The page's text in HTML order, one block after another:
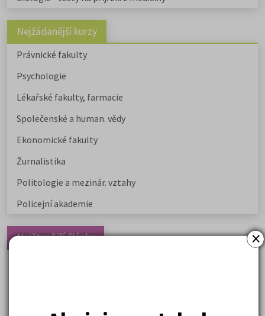
×
Nejžádanější kurzy
Právnické fakulty
Psychologie
Lékařské fakulty, farmacie
Společenské a human. vědy
Ekonomické fakulty
Žurnalistika
Politologie a mezinár. vztahy
Policejní akademie
Nejčtenější články